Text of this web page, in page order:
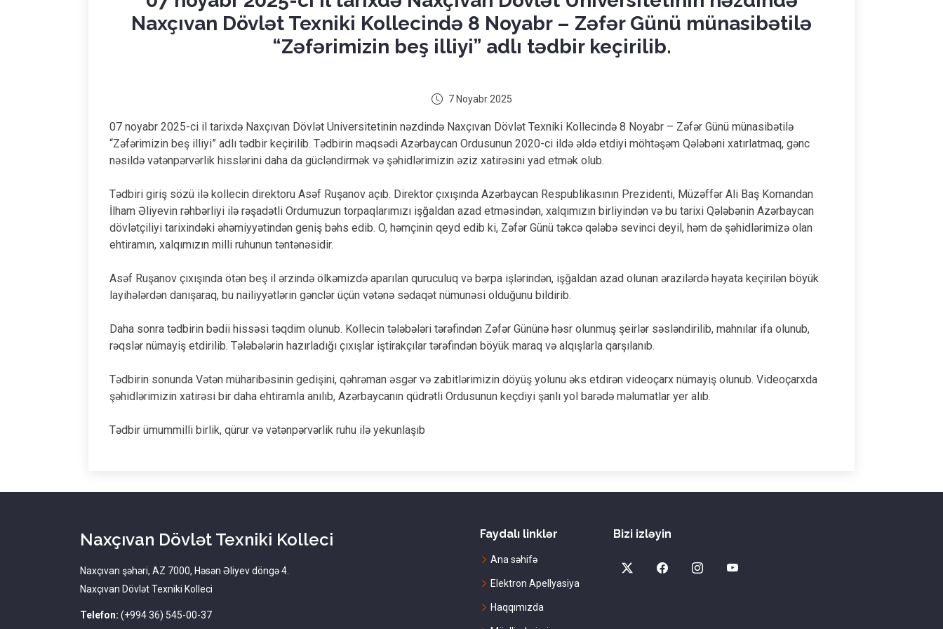
Naxçıvan Dövlət Texniki Kollecində 8 Noyabr – Zəfər Günü münasibətilə
“Zəfərimizin beş illiyi” adlı tədbir keçirilib.
7 Noyabr 2025
07 noyabr 2025-ci il tarixdə Naxçıvan Dövlət Universitetinin nəzdində Naxçıvan Dövlət Texniki Kollecində 8 Noyabr – Zəfər Günü münasibətilə
“Zəfərimizin beş illiyi” adlı tədbir keçirilib. Tədbirin məqsədi Azərbaycan Ordusunun 2020-ci ildə əldə etdiyi möhtəşəm Qələbəni xatırlatmaq, gənc
nəsildə vətənpərvərlik hisslərini daha da gücləndirmək və şəhidlərimizin əziz xatirəsini yad etmək olub.
Tədbiri giriş sözü ilə kollecin direktoru Asəf Ruşanov açıb. Direktor çıxışında Azərbaycan Respublikasının Prezidenti, Müzəffər Ali Baş Komandan
İlham Əliyevin rəhbərliyi ilə rəşadətli Ordumuzun torpaqlarımızı işğaldan azad etməsindən, xalqımızın birliyindən və bu tarixi Qələbənin Azərbaycan
dövlətçiliyi tarixindəki əhəmiyyətindən geniş bəhs edib. O, həmçinin qeyd edib ki, Zəfər Günü təkcə qələbə sevinci deyil, həm də şəhidlərimizə olan
ehtiramın, xalqımızın milli ruhunun təntənəsidir.
Asəf Ruşanov çıxışında ötən beş il ərzində ölkəmizdə aparılan quruculuq və bərpa işlərindən, işğaldan azad olunan ərazilərdə həyata keçirilən böyük
layihələrdən danışaraq, bu nailiyyətlərin gənclər üçün vətənə sədaqət nümunəsi olduğunu bildirib.
Daha sonra tədbirin bədii hissəsi təqdim olunub. Kollecin tələbələri tərəfindən Zəfər Gününə həsr olunmuş şeirlər səsləndirilib, mahnılar ifa olunub,
rəqslər nümayiş etdirilib. Tələbələrin hazırladığı çıxışlar iştirakçılar tərəfindən böyük maraq və alqışlarla qarşılanıb.
Tədbirin sonunda Vətən müharibəsinin gedişini, qəhrəman əsgər və zabitlərimizin döyüş yolunu əks etdirən videoçarx nümayiş olunub. Videoçarxda
şəhidlərimizin xatirəsi bir daha ehtiramla anılıb, Azərbaycanın qüdrətli Ordusunun keçdiyi şanlı yol barədə məlumatlar yer alıb.
Tədbir ümummilli birlik, qürur və vətənpərvərlik ruhu ilə yekunlaşıb
Naxçıvan Dövlət Texniki Kolleci
Naxçıvan şəhəri, AZ 7000, Həsən Əliyev döngə 4.
Naxçıvan Dövlət Texniki Kolleci
Telefon: (+994 36) 545-00-37
Faydalı linklər
Ana səhifə
Elektron Apellyasiya
Haqqımızda
Bizi izləyin